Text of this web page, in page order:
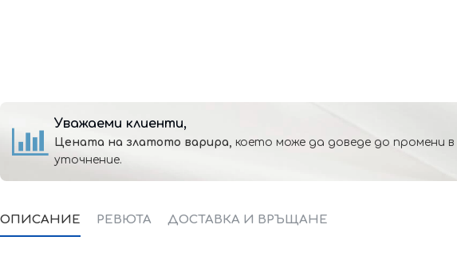
Уважаеми клиенти,
Цената на златото варира, което може да доведе до промени в
уточнение.
ОПИСАНИЕ РЕВЮТА ДОСТАВКА И ВРЪЩАНЕ